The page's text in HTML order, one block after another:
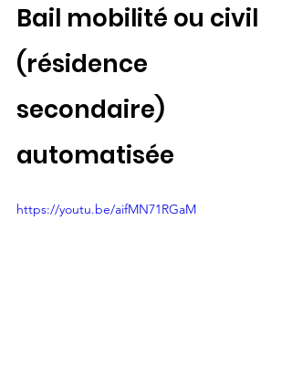
Bail mobilité ou civil
(résidence
secondaire)
automatisée
https://youtu.be/aifMN71RGaM